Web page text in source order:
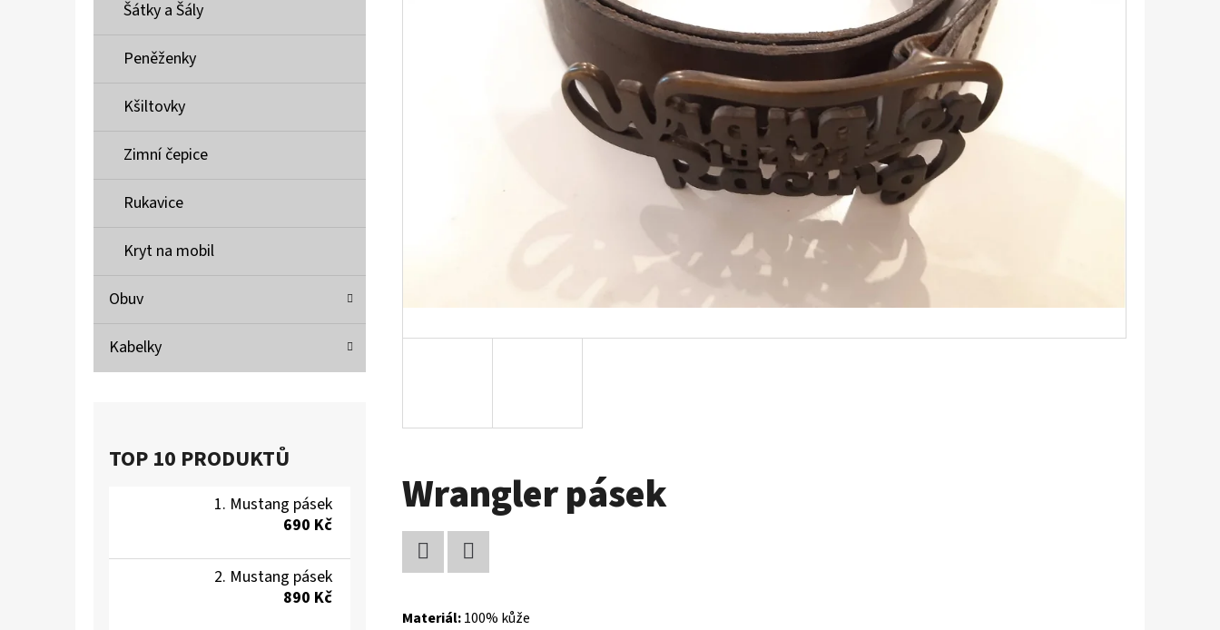
Šátky a Šály
Peněženky
Kšiltovky
Zimní čepice
Rukavice
Kryt na mobil
Obuv
Kabelky
TOP 10 PRODUKTŮ
Mustang pásek
690 Kč
Mustang pásek
890 Kč
Wrangler pásek
Materiál:100% kůže
MUSTANG PÁSEK
MUSTANG PÁNSKÉ TRIKO S KRÁTKÝM
RUKÁVEM
399 Kč